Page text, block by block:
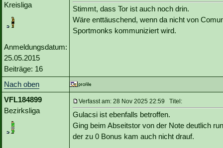
Kreisliga
Anmeldungsdatum:
25.05.2015
Beiträge: 16
Stimmt, dass Tor ist auch noch drin.
Wäre enttäuschend, wenn da nicht von
Sportmonks kommuniziert wird.
Nach oben
VFL184899
Bezirksliga
Verfasst am: 28 Nov 2025 22:59 Titel:
Gulacsi ist ebenfalls betroffen.
Ging beim Abseitstor von der Note deutlich
der zu 0 Bonus kam auch nicht drauf.